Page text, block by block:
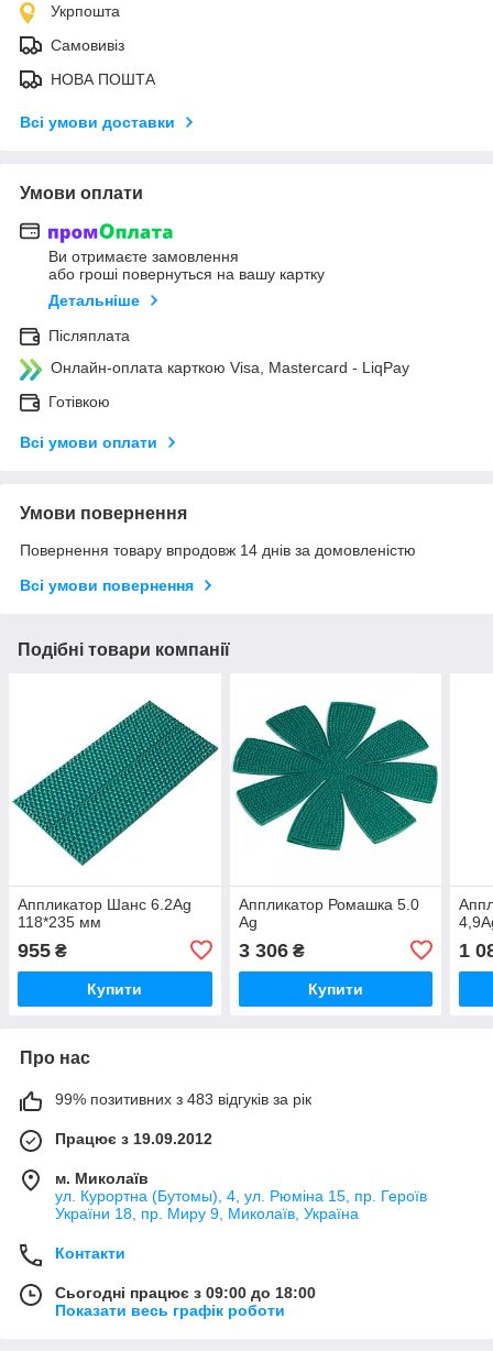
Укрпошта
Самовивіз
НОВА ПОШТА
Всі умови доставки
Умови оплати
Ви отримаєте замовлення
або гроші повернуться на вашу картку
Детальніше
Післяплата
Онлайн-оплата карткою Visa, Mastercard - LiqPay
Готівкою
Всі умови оплати
Умови повернення
Повернення товару впродовж 14 днів за домовленістю
Всі умови повернення
Подібні товари компанії
Аппликатор Шанс 6.2Ag
118*235 мм
955 ₴
Купити
Аппликатор Ромашка 5.0
Ag
3 306₴
Купити
1
Про нас
99% позитивних з 483 відгуків за рік
Працює з 19.09.2012
м. Миколаїв
ул. Курортна (Бутомы), 4, ул. Рюміна 15, пр. Героїв
України 18, пр. Миру 9, Миколаїв, Україна
Контакти
Сьогодні працює з 09:00 до 18:00
Показати весь графік роботи